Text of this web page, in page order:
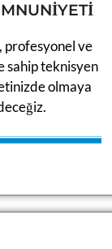
profesyonel ve
sahip teknisyen
olmaya